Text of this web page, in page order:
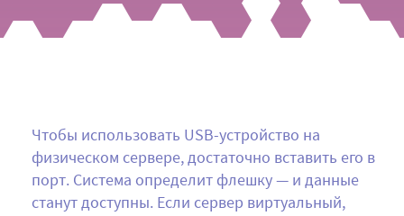
Чтобы использовать USB-устройство на
физическом сервере, достаточно вставить его в
порт. Система определит флешку — и данные
станут доступны. Если сервер виртуальный,